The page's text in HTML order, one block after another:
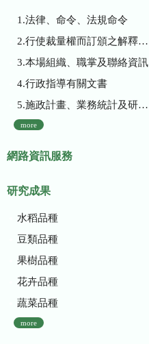
1.法律、命令、法規命令
2.行使裁量權而訂頒之解釋性規定及裁量基準
3.本場組織、職掌及聯絡資訊
4.行政指導有關文書
5.施政計畫、業務統計及研究報告
more
網路資訊服務
研究成果
水稻品種
豆類品種
果樹品種
花卉品種
蔬菜品種
more